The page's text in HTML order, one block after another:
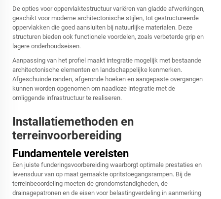
De opties voor oppervlaktestructuur variëren van gladde afwerkingen,
geschikt voor moderne architectonische stijlen, tot gestructureerde
oppervlakken die goed aansluiten bij natuurlijke materialen. Deze
structuren bieden ook functionele voordelen, zoals verbeterde grip en
lagere onderhoudseisen.
Aanpassing van het profiel maakt integratie mogelijk met bestaande
architectonische elementen en landschappelijke kenmerken.
Afgeschuinde randen, afgeronde hoeken en aangepaste overgangen
kunnen worden opgenomen om naadloze integratie met de
omliggende infrastructuur te realiseren.
Installatiemethoden en
terreinvoorbereiding
Fundamentele vereisten
Een juiste funderingsvoorbereiding waarborgt optimale prestaties en
levensduur van op maat gemaakte opritstoegangsrampen. Bij de
terreinbeoordeling moeten de grondomstandigheden, de
drainagepatronen en de eisen voor belastingverdeling in aanmerking